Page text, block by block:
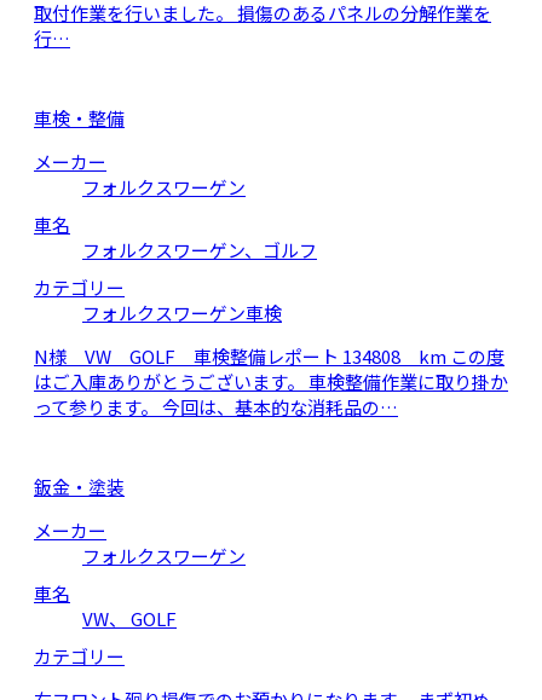
取付作業を行いました。 損傷のあるパネルの分解作業を
行…
車検・整備
メーカー
フォルクスワーゲン
車名
フォルクスワーゲン、ゴルフ
カテゴリー
フォルクスワーゲン車検
N様 VW GOLF 車検整備レポート 134808 km この度
はご入庫ありがとうございます。 車検整備作業に取り掛か
って参ります。 今回は、基本的な消耗品の…
鈑金・塗装
メーカー
フォルクスワーゲン
車名
VW、 GOLF
カテゴリー